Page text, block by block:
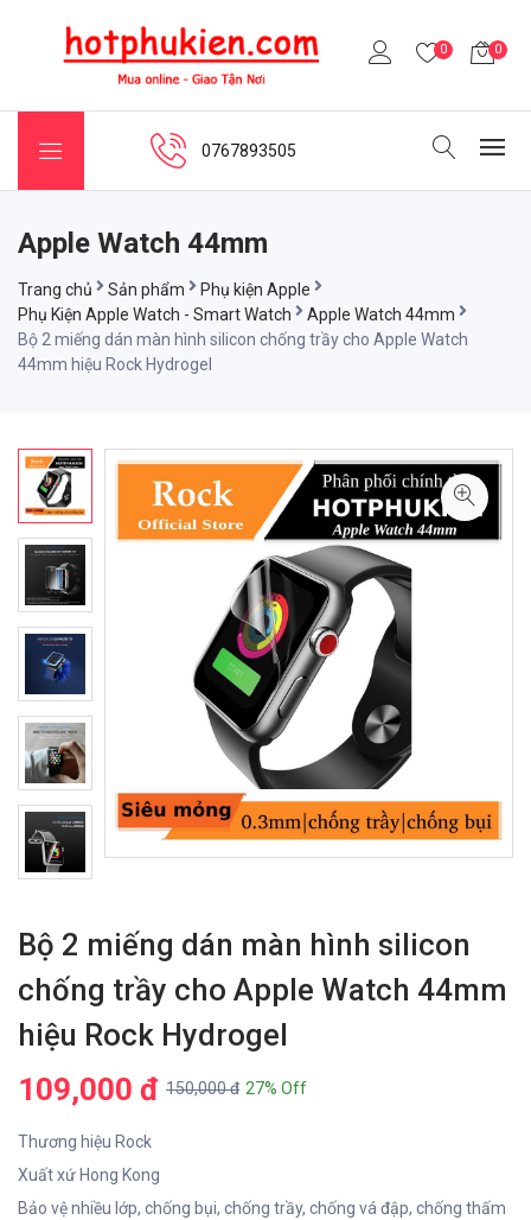
0 0
0767893505
Apple Watch 44mm
Trang chủ Sản phẩm
Phụ kiện Apple
Phụ Kiện Apple Watch - Smart Watch
Apple Watch 44mm
Bộ 2 miếng dán màn hình silicon chống trầy cho Apple Watch
44mm hiệu Rock Hydrogel
Bộ 2 miếng dán màn hình silicon
chống trầy cho Apple Watch 44mm
hiệu Rock Hydrogel
109,000 đ 150,000 đ 27% Off
Thương hiệu Rock
Xuất xứ Hong Kong
Bảo vệ nhiều lớp, chống bụi, chống trầy, chống vá đập, chống thấm